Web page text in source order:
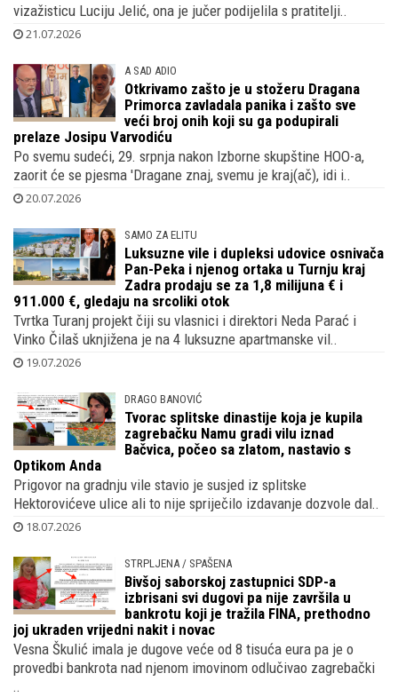
vizažisticu Luciju Jelić, ona je jučer podijelila s pratitelji..
21.07.2026
A SAD ADIO
Otkrivamo zašto je u stožeru Dragana
Primorca zavladala panika i zašto sve
veći broj onih koji su ga podupirali
prelaze Josipu Varvodiću
Po svemu sudeći, 29. srpnja nakon Izborne skupštine HOO-a,
zaorit će se pjesma 'Dragane znaj, svemu je kraj(ač), idi i..
20.07.2026
SAMO ZA ELITU
Luksuzne vile i dupleksi udovice osnivača
Pan-Peka i njenog ortaka u Turnju kraj
Zadra prodaju se za 1,8 milijuna € i
911.000 €, gledaju na srcoliki otok
Tvrtka Turanj projekt čiji su vlasnici i direktori Neda Parać i
Vinko Čilaš uknjižena je na 4 luksuzne apartmanske vil..
19.07.2026
DRAGO BANOVIĆ
Tvorac splitske dinastije koja je kupila
zagrebačku Namu gradi vilu iznad
Bačvica, počeo sa zlatom, nastavio s
Optikom Anda
Prigovor na gradnju vile stavio je susjed iz splitske
Hektorovićeve ulice ali to nije spriječilo izdavanje dozvole dal..
18.07.2026
STRPLJENA / SPAŠENA
Bivšoj saborskoj zastupnici SDP-a
izbrisani svi dugovi pa nije završila u
bankrotu koji je tražila FINA, prethodno
joj ukraden vrijedni nakit i novac
Vesna Škulić imala je dugove veće od 8 tisuća eura pa je o
provedbi bankrota nad njenom imovinom odlučivao zagrebački
..